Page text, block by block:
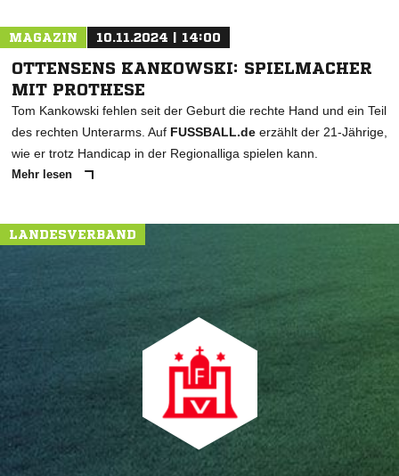
MAGAZIN 10.11.2024 | 14:00
OTTENSENS KANKOWSKI: SPIELMACHER
MIT PROTHESE
Tom Kankowski fehlen seit der Geburt die rechte Hand und ein Teil
des rechten Unterarms. Auf FUSSBALL.de erzählt der 21-Jährige,
wie er trotz Handicap in der Regionalliga spielen kann.
Mehr lesen
LANDESVERBAND